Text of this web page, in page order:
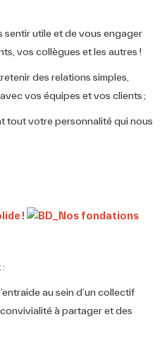
sentir utile et de vous engager
vos collègues et les autres !
des relations simples,
vos équipes et vos clients ;
tout votre personnalité qui nous
!
au sein d’un collectif
à partager et des